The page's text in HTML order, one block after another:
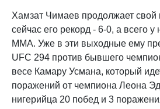
Хамзат Чимаев продолжает свой
сейчас его рекорд - 6-0, а всего у
ММА. Уже в эти выходные ему
UFC 294 против бывшего
весе Камару Усмана, который
поражений от чемпиона Леона
нигерийца 20 побед и 3